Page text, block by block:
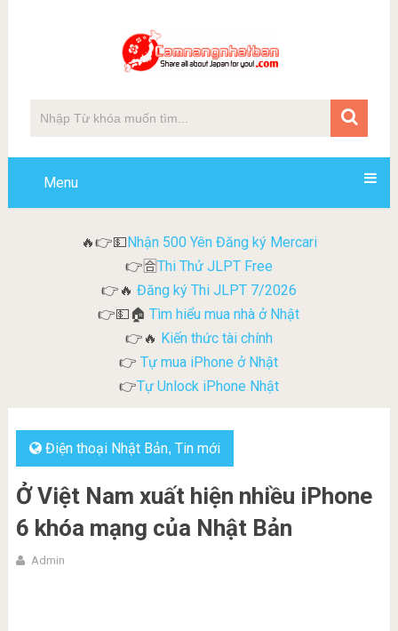
Menu
🔥👉💵Nhận 500 Yên Đăng ký Mercari
👉🈴Thi Thử JLPT Free
👉🔥 Đăng ký Thi JLPT 7/2026
👉💵🏠Tìm hiểu mua nhà ở Nhật
👉🔥 Kiến thức tài chính
👉 Tự mua iPhone ở Nhật
👉Tự Unlock iPhone Nhật
Điện thoại Nhật Bản, Tin mới
Ở Việt Nam xuất hiện nhiều iPhone
6 khóa mạng của Nhật Bản
Admin